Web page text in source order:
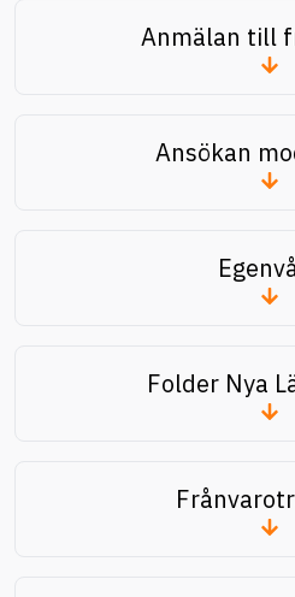
Anmälan till
Ansökan
Folder Nya